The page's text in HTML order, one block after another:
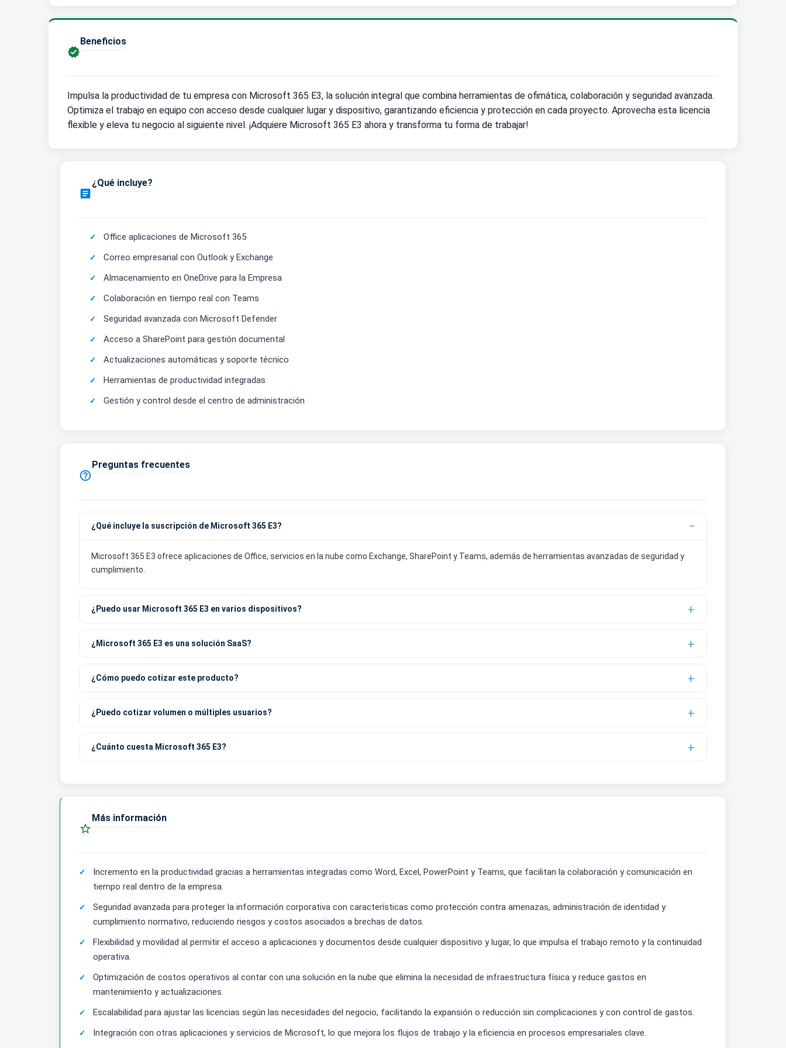

Beneficios
Impulsa la productividad de tu empresa con Microsoft 365 E3, la solución integral que combina herramientas de ofimática, colaboración y seguridad avanzada.
Optimiza el trabajo en equipo con acceso desde cualquier lugar y dispositivo, garantizando eficiencia y protección en cada proyecto. Aprovecha esta licencia
flexible y eleva tu negocio al siguiente nivel. ¡Adquiere Microsoft 365 E3 ahora y transforma tu forma de trabajar!

¿Qué incluye?
Office aplicaciones de Microsoft 365
Correo empresarial con Outlook y Exchange
Almacenamiento en OneDrive para la Empresa
Colaboración en tiempo real con Teams
Seguridad avanzada con Microsoft Defender
Acceso a SharePoint para gestión documental
Actualizaciones automáticas y soporte técnico
Herramientas de productividad integradas
Gestión y control desde el centro de administración

Preguntas frecuentes
¿Qué incluye la suscripción de Microsoft 365 E3?
Microsoft 365 E3 ofrece aplicaciones de Office, servicios en la nube como Exchange, SharePoint y Teams, además de herramientas avanzadas de seguridad y
cumplimiento.
¿Puedo usar Microsoft 365 E3 en varios dispositivos?
¿Microsoft 365 E3 es una solución SaaS?
¿Cómo puedo cotizar este producto?
¿Puedo cotizar volumen o múltiples usuarios?
¿Cuánto cuesta Microsoft 365 E3?

Más información
Incremento en la productividad gracias a herramientas integradas como Word, Excel, PowerPoint y Teams, que facilitan la colaboración y comunicación en
tiempo real dentro de la empresa.
Seguridad avanzada para proteger la información corporativa con características como protección contra amenazas, administración de identidad y
cumplimiento normativo, reduciendo riesgos y costos asociados a brechas de datos.
Flexibilidad y movilidad al permitir el acceso a aplicaciones y documentos desde cualquier dispositivo y lugar, lo que impulsa el trabajo remoto y la continuidad
operativa.
Optimización de costos operativos al contar con una solución en la nube que elimina la necesidad de infraestructura física y reduce gastos en
mantenimiento y actualizaciones.
Escalabilidad para ajustar las licencias según las necesidades del negocio, facilitando la expansión o reducción sin complicaciones y con control de gastos.
Integración con otras aplicaciones y servicios de Microsoft, lo que mejora los flujos de trabajo y la eficiencia en procesos empresariales clave.